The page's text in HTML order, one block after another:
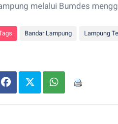
melalui Bumdes
Bandar Lampung Lampung